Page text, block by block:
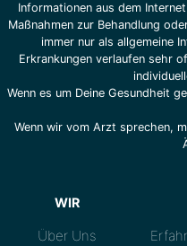
Informationen aus dem
Maßnahmen zur Behandlung
immer nur als allgemeine
Erkrankungen verlaufen sehr
Wenn es um Deine Gesundheit
Wenn wir vom Arzt sprechen,
WIR
Über Uns